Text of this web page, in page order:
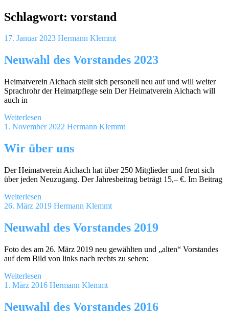
Schlagwort: vorstand
17. Januar 2023 Hermann Klemmt
Neuwahl des Vorstandes 2023
Heimatverein Aichach stellt sich personell neu auf und will weiter
Sprachrohr der Heimatpflege sein Der Heimatverein Aichach will
auch in
Weiterlesen
1. November 2022 Hermann Klemmt
Wir über uns
Der Heimatverein Aichach hat über 250 Mitglieder und freut sich
über jeden Neuzugang. Der Jahresbeitrag beträgt 15,– €. Im Beitrag
Weiterlesen
26. März 2019 Hermann Klemmt
Neuwahl des Vorstandes 2019
Foto des am 26. März 2019 neu gewählten und „alten“ Vorstandes
auf dem Bild von links nach rechts zu sehen:
Weiterlesen
1. März 2016 Hermann Klemmt
Neuwahl des Vorstandes 2016